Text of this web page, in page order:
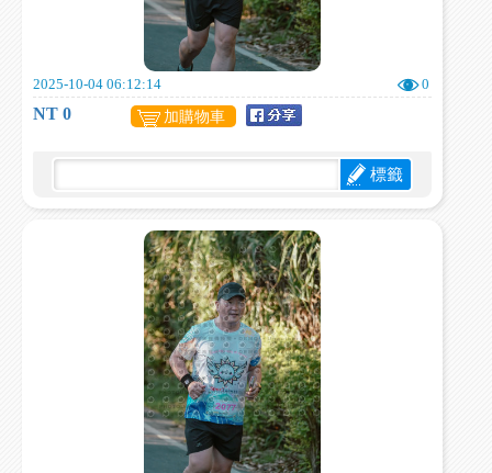
2025-10-04 06:12:14 0
NT 0 加購物車
標籤